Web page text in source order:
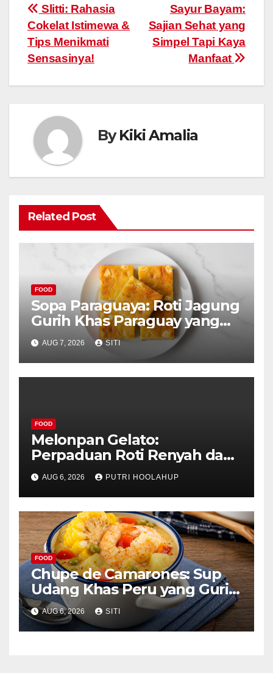
Post
navigation
Sayur Bayam:
Sajian Sehat yang
Simpel Tapi Kaya
Manfaat
Slitti: Rahasia
Cokelat Istimewa &
Tips Menikmati
Sensasinya!
ByKiki Amalia
Related Post
FOOD
Sopa Paraguaya: Roti Jagung
Gurih Khas Paraguay yang
Unik
AUG 7, 2026 SITI
FOOD
Melonpan Gelato:
Perpaduan Roti Renyah dan
Es Krim Lembut yang
Menggoda
AUG 6, 2026 PUTRI HOOLAHUP
FOOD
Chupe de Camarones: Sup
Udang Khas Peru yang Gurih
Lezat
AUG 6, 2026 SITI